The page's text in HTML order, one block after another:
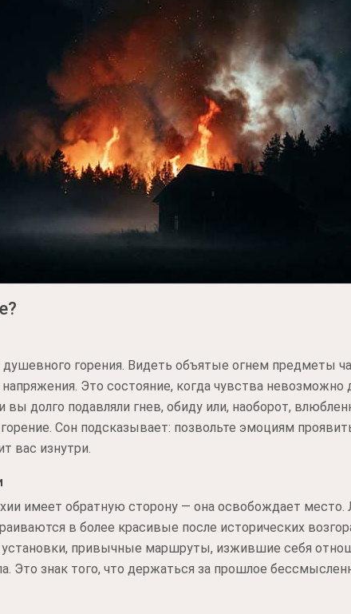
горения. Видеть объятые огнем предметы
Это состояние, когда чувства невозможно
долго подавляли гнев, обиду или, наоборот,
Сон подсказывает: позвольте эмоциям
вас изнутри.
имеет обратную сторону — она освобождает место.
в более красивые после исторических
привычные маршруты, изжившие себя
Это знак того, что держаться за прошлое